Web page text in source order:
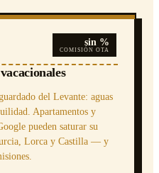
sin %
COMISIÓN OTA
del Levante: aguas
Apartamentos y
pueden saturar su
Lorca y Castilla — y